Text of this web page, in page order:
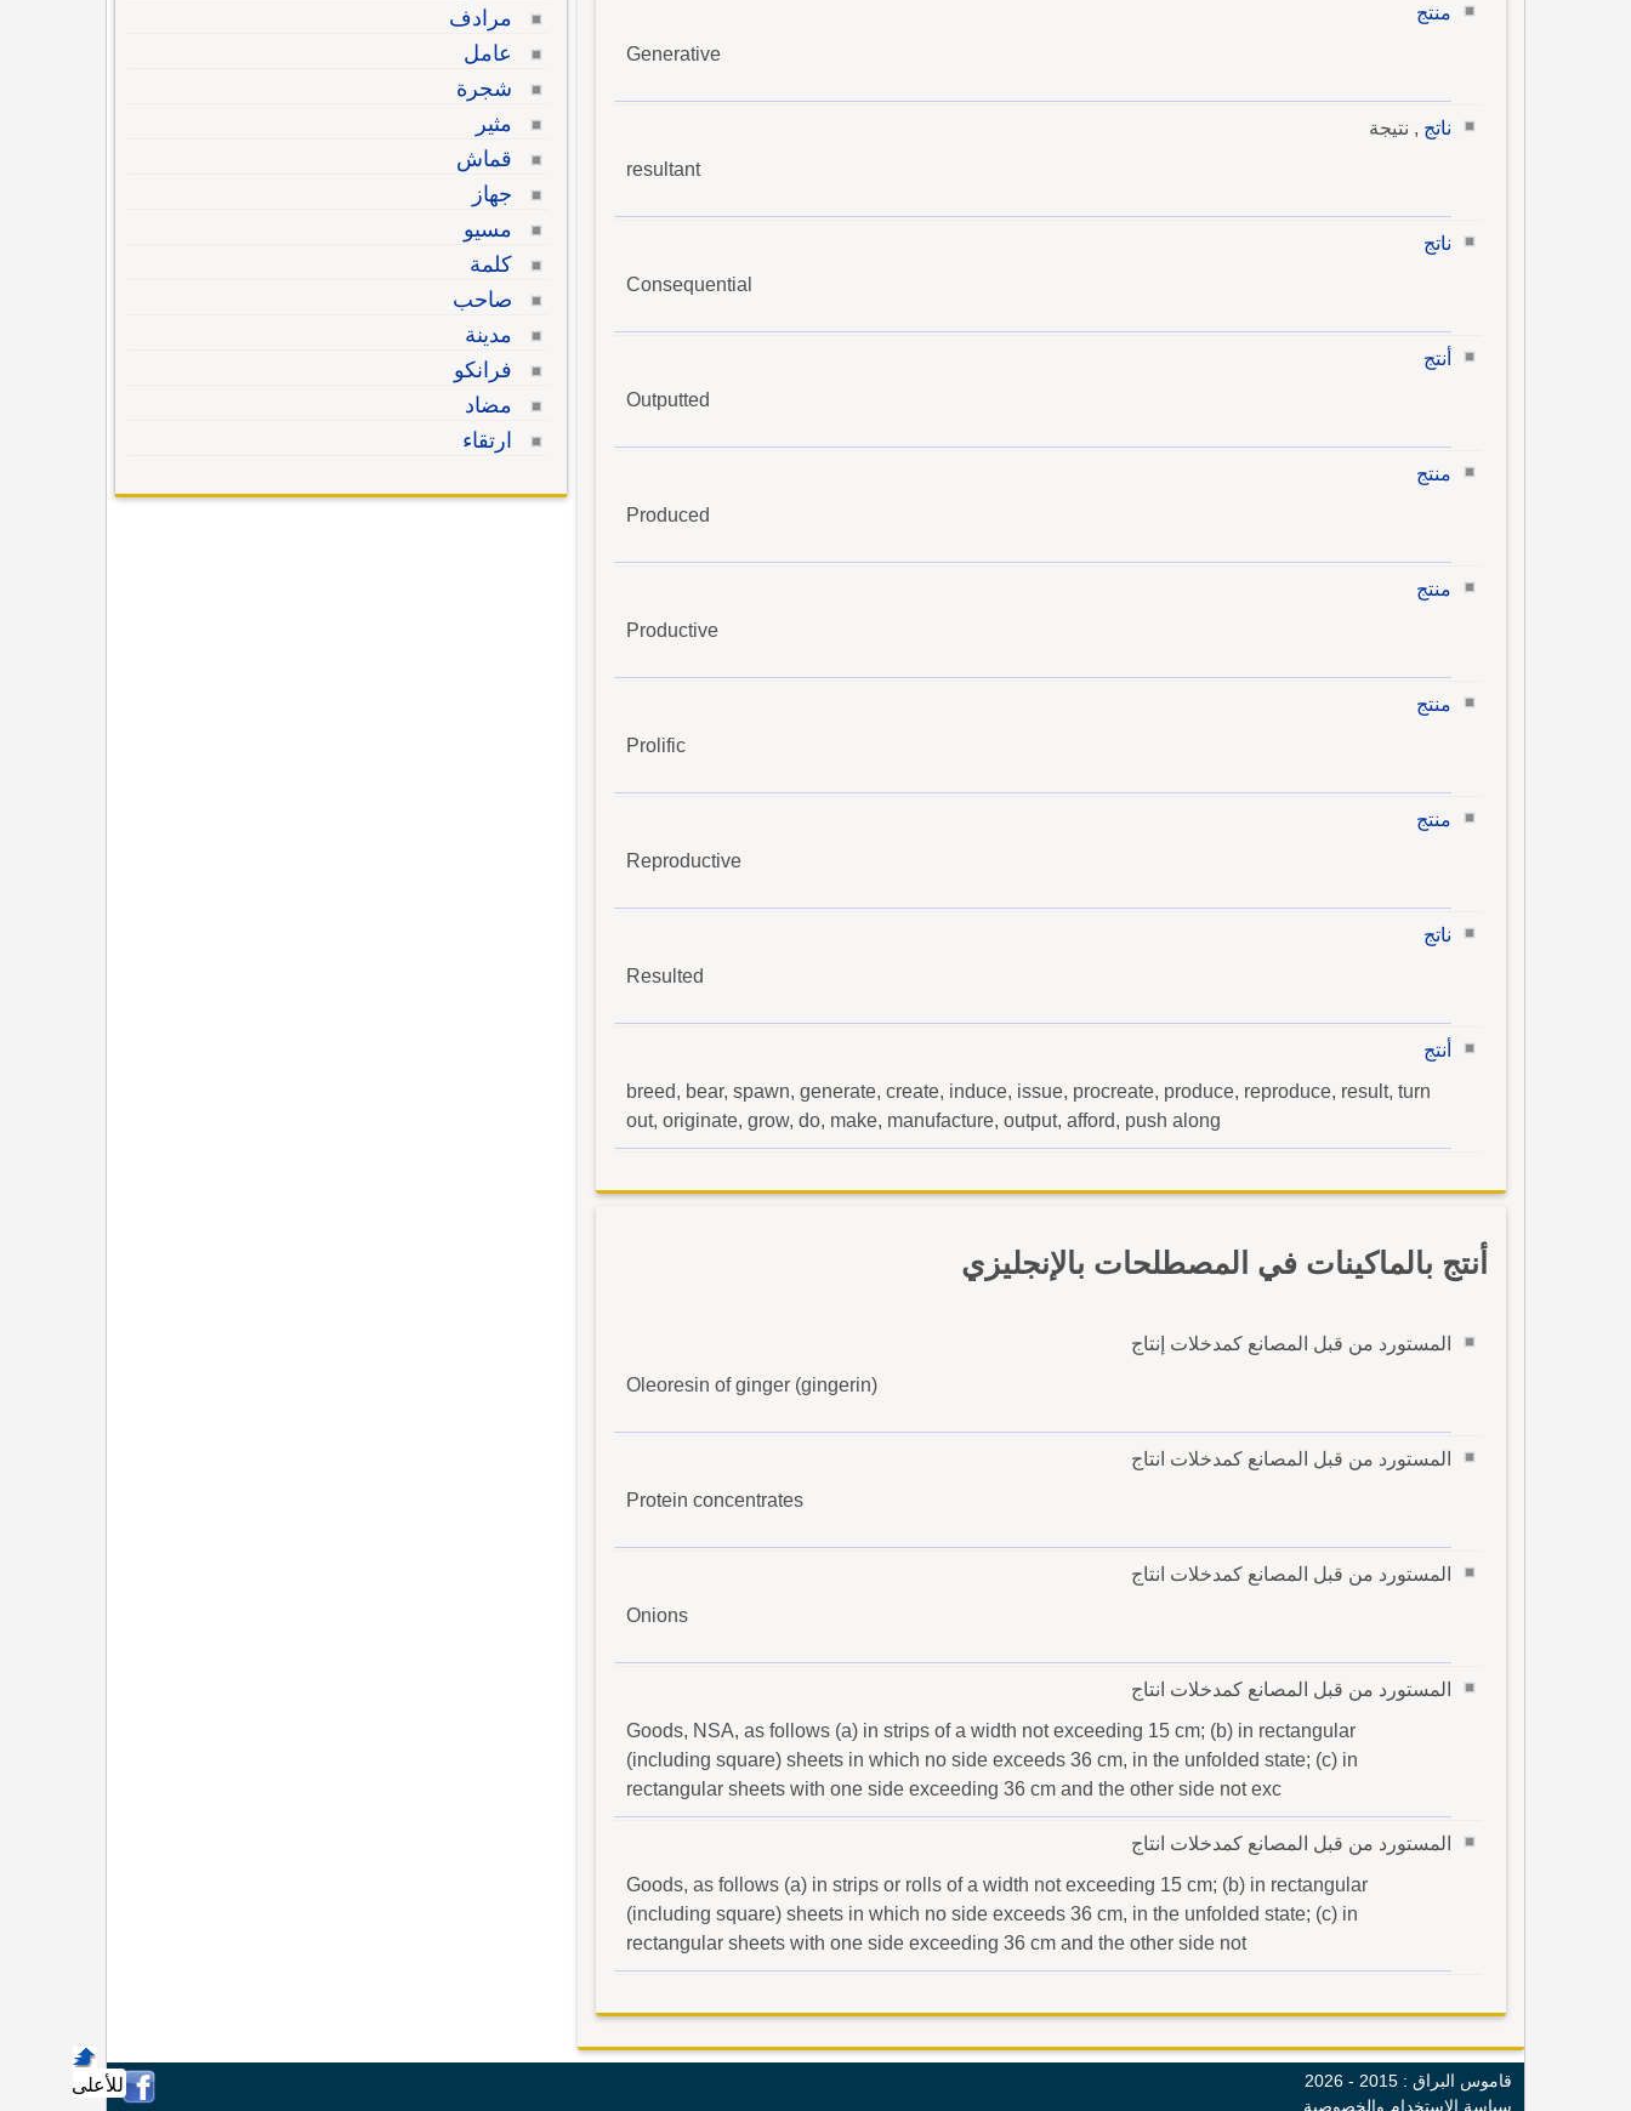
منتج
Generative
ناتج , نتيجة
resultant
ناتج
Consequential
أنتج
Outputted
منتج
Produced
منتج
Productive
منتج
Prolific
منتج
Reproductive
ناتج
Resulted
أنتج
breed, bear, spawn, generate, create, induce, issue, procreate, produce, reproduce, result, turn
out, originate, grow, do, make, manufacture, output, afford, push along
أنتج بالماكينات في المصطلحات بالإنجليزي
المستورد من قبل المصانع كمدخلات إنتاج
Oleoresin of ginger (gingerin)
المستورد من قبل المصانع كمدخلات انتاج
Protein concentrates
المستورد من قبل المصانع كمدخلات انتاج
Onions
المستورد من قبل المصانع كمدخلات انتاج
Goods, NSA, as follows (a) in strips of a width not exceeding 15 cm; (b) in rectangular
(including square) sheets in which no side exceeds 36 cm, in the unfolded state; (c) in
rectangular sheets with one side exceeding 36 cm and the other side not exc
المستورد من قبل المصانع كمدخلات انتاج
Goods, as follows (a) in strips or rolls of a width not exceeding 15 cm; (b) in rectangular
(including square) sheets in which no side exceeds 36 cm, in the unfolded state; (c) in
rectangular sheets with one side exceeding 36 cm and the other side not
مرادف
عامل
شجرة
مثير
قماش
جهاز
مسيو
كلمة
صاحب
مدينة
فرانكو
مضاد
ارتقاء
للأعلى
قاموس البراق : 2015 - 2026
سياسة الإستخدام والخصوصية